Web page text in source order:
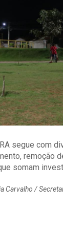
segue com
remoção
somam
/